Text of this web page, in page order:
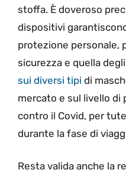
stoffa. È doveroso
dispositivi
protezione personale,
sicurezza e quella
sui diversi tipi di
mercato e sul livello
contro il Covid, per
durante la fase di
Resta valida anche la